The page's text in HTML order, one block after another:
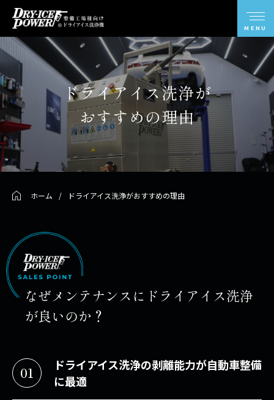
ドライアイス洗浄が
おすすめの理由
ホーム / ドライアイス洗浄がおすすめの理由
なぜメンテナンスにドライアイス洗浄
が良いのか？
01
ドライアイス洗浄の剥離能力が自動車整備
に最適